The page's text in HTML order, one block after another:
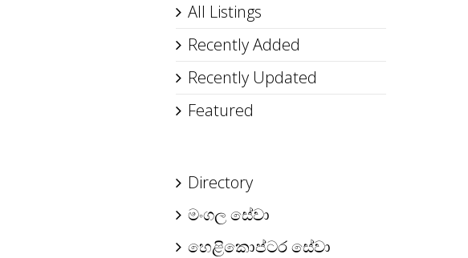
All Listings
Recently Added
Recently Updated
Featured
Directory
මංගල සේවා
හෙළිකොප්ටර සේවා